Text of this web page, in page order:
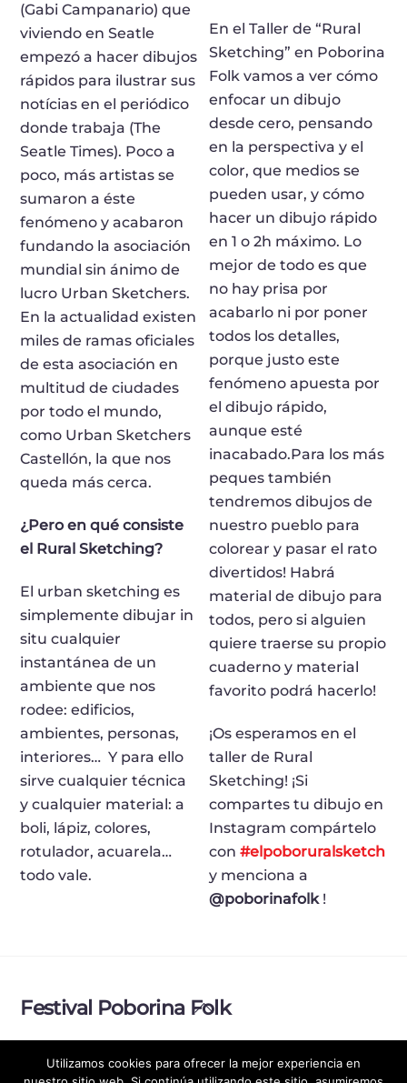
(Gabi Campanario) que
viviendo en Seatle
empezó a hacer dibujos
rápidos para ilustrar sus
notícias en el periódico
donde trabaja (The
Seatle Times). Poco a
poco, más artistas se
sumaron a éste
fenómeno y acabaron
fundando la asociación
mundial sin ánimo de
lucro Urban Sketchers.
En la actualidad existen
miles de ramas oficiales
de esta asociación en
multitud de ciudades
por todo el mundo,
como Urban Sketchers
Castellón, la que nos
queda más cerca.
¿Pero en qué consiste
el Rural Sketching?
El urban sketching es
simplemente dibujar in
situ cualquier
instantánea de un
ambiente que nos
rodee: edificios,
ambientes, personas,
interiores… Y para ello
sirve cualquier técnica
y cualquier material: a
boli, lápiz, colores,
rotulador, acuarela…
todo vale.
En el Taller de “Rural
Sketching” en Poborina
Folk vamos a ver cómo
enfocar un dibujo
desde cero, pensando
en la perspectiva y el
color, que medios se
pueden usar, y cómo
hacer un dibujo rápido
en 1 o 2h máximo. Lo
mejor de todo es que
no hay prisa por
acabarlo ni por poner
todos los detalles,
porque justo este
fenómeno apuesta por
el dibujo rápido,
aunque esté
inacabado.Para los más
peques también
tendremos dibujos de
nuestro pueblo para
colorear y pasar el rato
divertidos! Habrá
material de dibujo para
todos, pero si alguien
quiere traerse su propio
cuaderno y material
favorito podrá hacerlo!
¡Os esperamos en el
taller de Rural
Sketching! ¡Si
compartes tu dibujo en
Instagram compártelo
con#elpoboruralsketch
y menciona a
@poborinafolk!
Back
Festival Poborina Folk
Utilizamos cookies para ofrecer la mejor experiencia en